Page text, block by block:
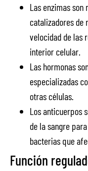
Las enzimas​​
catalizadores de
velocidad de las
interior celular.
Las hormonas
especializadas
otras células.
Los anticuerpos
de la sangre
bacterias que
Función